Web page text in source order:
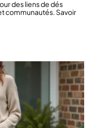
des liens de dés
communautés. Savoir